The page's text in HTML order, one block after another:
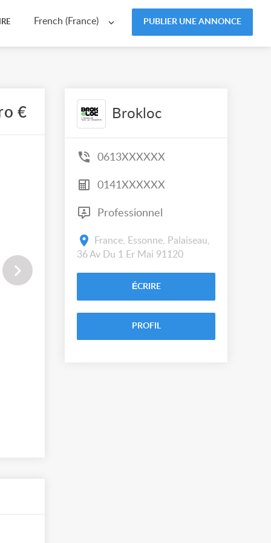
French (France) PUBLIER UNE ANNONCE
€ Brokloc
0613XXXXXX
0141XXXXXX
Professionnel
France, Essonne, Palaiseau,
36 Av Du 1 Er Mai 91120
ÉCRIRE
PROFIL